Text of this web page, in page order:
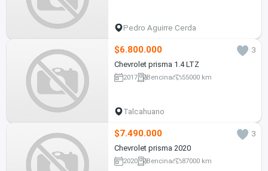
Pedro Aguirre Cerda
$6.800.000
3
Chevrolet prisma 1.4 LTZ
2017 Bencina 55000 km
Talcahuano
$7.490.000
3
Chevrolet prisma 2020
2020 Bencina 87000 km